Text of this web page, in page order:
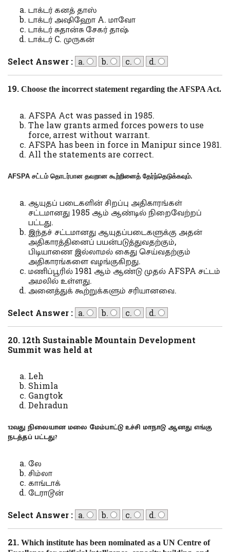
டாக்டர் கனத் தாஸ்
டாக்டர் அஷிஹோ A. மாவோ
டாக்டர் சுதான்சு சேகர் தாஷ்
டாக்டர் C. முருகன்
Select Answer : a. b. c. d.
19.Choose the incorrect statement regarding the AFSPA Act.
AFSPA Act was passed in 1985.
The law grants armed forces powers to use
force, arrest without warrant.
AFSPA has been in force in Manipur since 1981.
All the statements are correct.
AFSPAசட்டம் தொடர்பான தவறான கூற்றினைத் தேர்ந்தெடுக்கவும்.
ஆயுதப் படைகளின் சிறப்பு அதிகாரங்கள்
சட்டமானது 1985 ஆம் ஆண்டில் நிறைவேற்றப்
பட்டது.
இந்தச் சட்டமானது ஆயுதப்படைகளுக்கு அதன்
அதிகாரத்தினைப் பயன்படுத்துவதற்கும்,
பிடியாணை இல்லாமல் கைது செய்வதற்கும்
அதிகாரங்களை வழங்குகிறது.
மணிப்பூரில் 1981 ஆம் ஆண்டு முதல் AFSPA சட்டம்
அமலில் உள்ளது.
அனைத்துக் கூற்றுக்களும் சரியானவை.
Select Answer : a. b. c. d.
20. 12th Sustainable Mountain Development
Summit was held at
Leh
Shimla
Gangtok
Dehradun
12வது நிலையான மலை மேம்பாட்டு உச்சி மாநாடு ஆனது எங்கு
நடத்தப் பட்டது?
லே
சிம்லா
காங்டாக்
டேராடூன்
Select Answer : a. b. c. d.
21.Which institute has been nominated as a UN Centre of